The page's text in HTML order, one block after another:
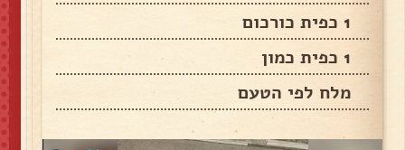
1 כפית כורכום
1 כפית כמון
מלח לפי הטעם